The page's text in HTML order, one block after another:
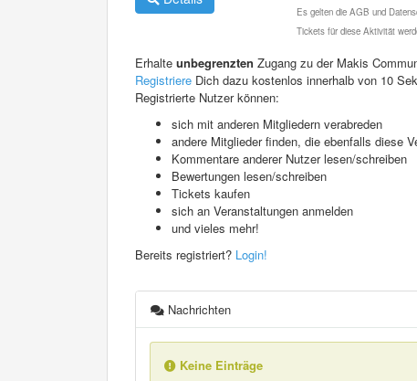
Es gelten die AGB und
Tickets für diese Aktivität
Erhalte unbegrenzten Zugang zu der Makis
Registriere Dich dazu kostenlos innerhalb von 10
Registrierte Nutzer können:
sich mit anderen Mitgliedern verabreden
andere Mitglieder finden, die ebenfalls diese
Kommentare anderer Nutzer lesen/schreiben
Bewertungen lesen/schreiben
Tickets kaufen
sich an Veranstaltungen anmelden
und vieles mehr!
Bereits registriert? Login!
Nachrichten
Keine Einträge